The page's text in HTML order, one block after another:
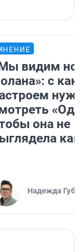
видим
с
она не
как
Надежда